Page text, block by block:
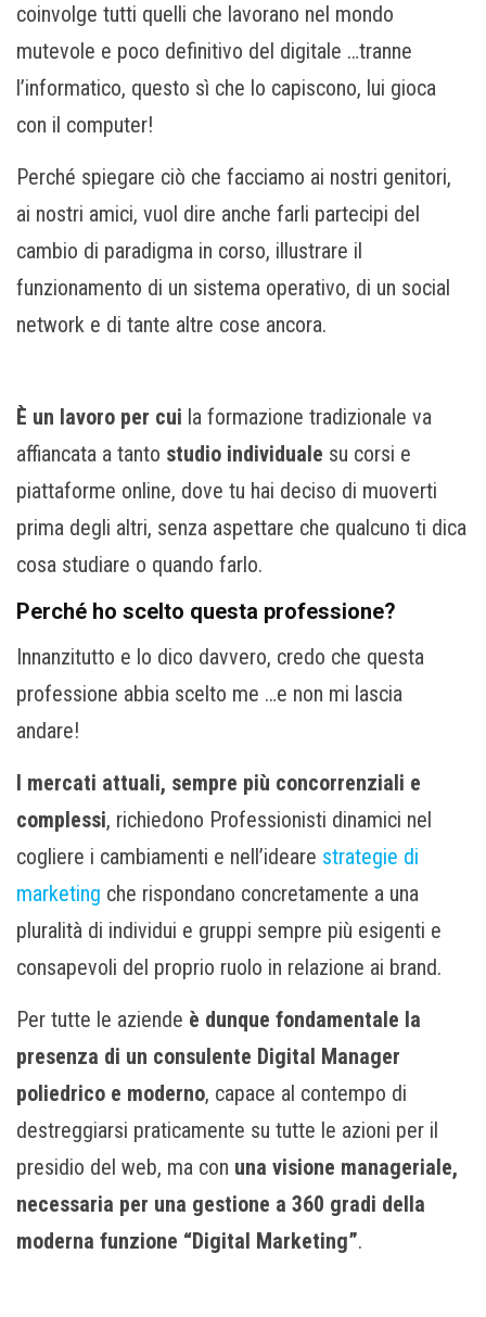
coinvolge tutti quelli che lavorano nel mondo
mutevole e poco definitivo del digitale …tranne
l’informatico, questo sì che lo capiscono, lui gioca
con il computer!
Perché spiegare ciò che facciamo ai nostri genitori,
ai nostri amici, vuol dire anche farli partecipi del
cambio di paradigma in corso, illustrare il
funzionamento di un sistema operativo, di un social
network e di tante altre cose ancora.
È un lavoro per cui la formazione tradizionale va
affiancata a tanto studio individuale su corsi e
piattaforme online, dove tu hai deciso di muoverti
prima degli altri, senza aspettare che qualcuno ti dica
cosa studiare o quando farlo.
Perché ho scelto questa professione?
Innanzitutto e lo dico davvero, credo che questa
professione abbia scelto me …e non mi lascia
andare!
I mercati attuali, sempre più concorrenziali e
complessi, richiedono Professionisti dinamici nel
cogliere i cambiamenti e nell’ideare strategie di
marketing che rispondano concretamente a una
pluralità di individui e gruppi sempre più esigenti e
consapevoli del proprio ruolo in relazione ai brand.
Per tutte le aziende è dunque fondamentale la
presenza di un consulente Digital Manager
poliedrico e moderno, capace al contempo di
destreggiarsi praticamente su tutte le azioni per il
presidio del web, ma con una visione manageriale,
necessaria per una gestione a 360 gradi della
moderna funzione “Digital Marketing”.